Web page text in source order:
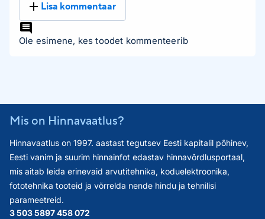
Lisa kommentaar
Ole esimene, kes toodet kommenteerib
Mis on Hinnavaatlus?
Hinnavaatlus on 1997. aastast tegutsev Eesti kapitalil põhinev,
Eesti vanim ja suurim hinnainfot edastav hinnavõrdlusportaal,
mis aitab leida erinevaid arvutitehnika, koduelektroonika,
fototehnika tooteid ja võrrelda nende hindu ja tehnilisi
parameetreid.
3 503 5897 458 072